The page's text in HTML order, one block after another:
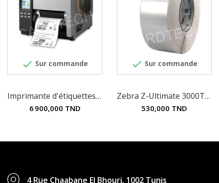
 Sur commande
Imprimante d'étiquettes TSC TTP-2610MT
6 900,000 TND
 Sur commande
Zebra Z-Ultimate 3000T - Etiquettes en...
530,000 TND
4 Rue Chaabane El Bhouri, 1002 Tunis